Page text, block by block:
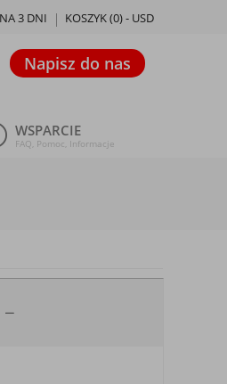
KOSZYK (0) - USD
3 DNI
Napisz do nas
WSPARCIE
FAQ, Pomoc, Informacje